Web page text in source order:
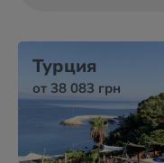
Турция
от 38 083 грн